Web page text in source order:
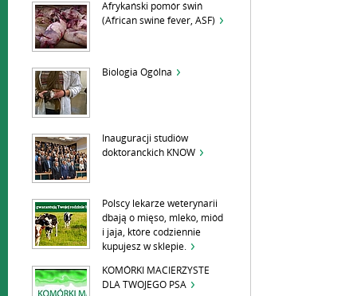
Afrykański pomór świń
(African swine fever, ASF)
Biologia Ogólna
Inauguracji studiów
doktoranckich KNOW
Polscy lekarze weterynarii
dbają o mięso, mleko, miód
i jaja, które codziennie
kupujesz w sklepie.
KOMÓRKI MACIERZYSTE
DLA TWOJEGO PSA